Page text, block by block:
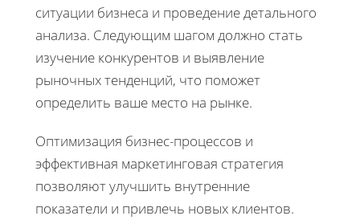
ситуации бизнеса и проведение детального
анализа. Следующим шагом должно стать
изучение конкурентов и выявление
рыночных тенденций, что поможет
определить ваше место на рынке.
Оптимизация бизнес-процессов и
эффективная маркетинговая стратегия
позволяют улучшить внутренние
показатели и привлечь новых клиентов.